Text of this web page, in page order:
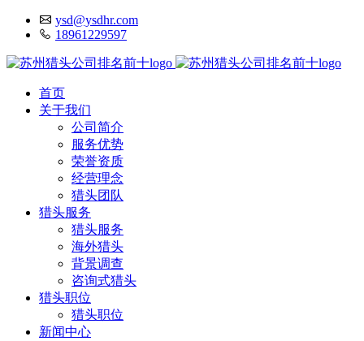
ysd@ysdhr.com
18961229597
首页
关于我们
公司简介
服务优势
荣誉资质
经营理念
猎头团队
猎头服务
猎头服务
海外猎头
背景调查
咨询式猎头
猎头职位
猎头职位
新闻中心